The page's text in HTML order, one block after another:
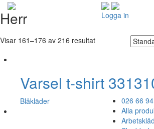
Logga in
026 66
Alla
Herr
Visar 161–176 av 216 resultat
Varsel t-shirt
Blåkläder